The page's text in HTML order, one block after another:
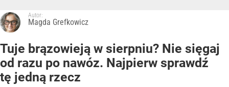
Autor:
Magda Grefkowicz
Tuje brązowieją w sierpniu? Nie sięgaj
od razu po nawóz. Najpierw sprawdź
tę jedną rzecz